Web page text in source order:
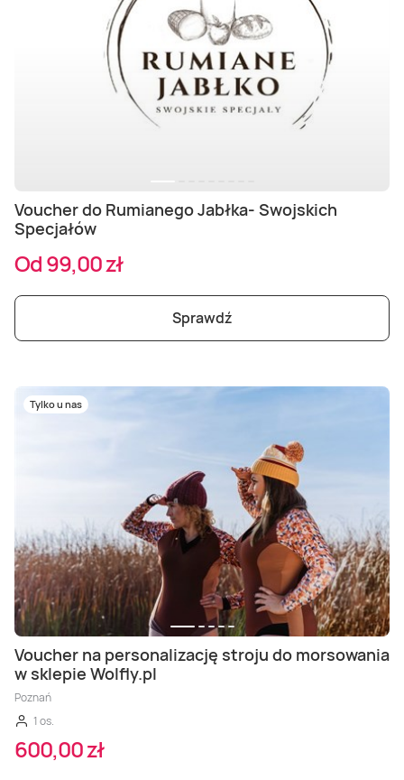
Voucher do Rumianego Jabłka- Swojskich
Specjałów
Od 99,00 zł
Sprawdź
Tylko u nas
Voucher na personalizację stroju do morsowania
w sklepie Wolfly.pl
Poznań
1 os.
600,00 zł